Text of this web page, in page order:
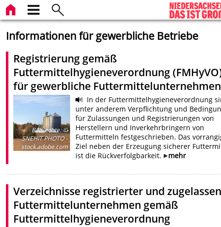
Informationen für gewerbliche Betriebe
Registrierung gemäß
Futtermittelhygieneverordnung
für gewerbliche Futtermittelunternehmen
Bildrechte:©
SNEHIT PHOTO -
stock.adobe.com
In der Futtermittelhygieneverordnung
unter anderem Verpflichtung und
für Zulassungen und Registrierungen von
Herstellern und Inverkehrbringern von
Futtermitteln festgeschrieben. Das
Ziel neben der Erzeugung sicherer
ist die Rückverfolgbarkeit.
mehr
Verzeichnisse registrierter und
Futtermittelunternehmen gemäß
Futtermittelhygieneverordnung